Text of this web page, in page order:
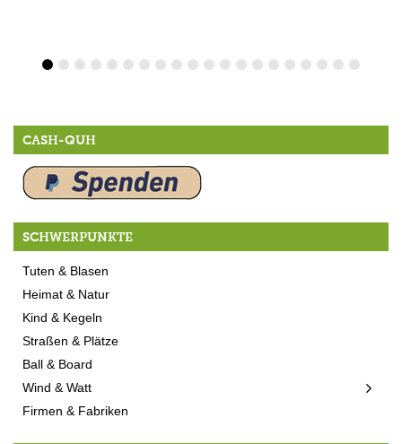
CASH-QUH
SCHWERPUNKTE
Tuten & Blasen
Heimat & Natur
Kind & Kegeln
Straßen & Plätze
Ball & Board
Wind & Watt
Firmen & Fabriken